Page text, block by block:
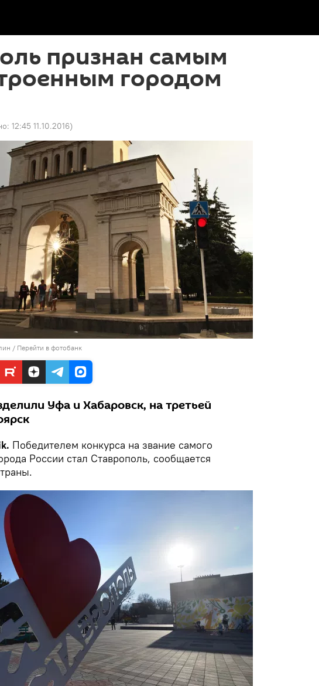
признан самым
городом
12:45 11.10.2016)
/ Перейти в фотобанк
Уфа и Хабаровск, на третьей
Победителем конкурса на звание самого
России стал Ставрополь, сообщается